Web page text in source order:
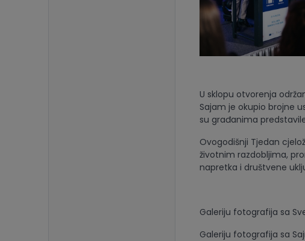
U sklopu otvorenja
Sajam je okupio brojne
su građanima
Ovogodišnji Tjedan
životnim razdobljima,
napretka i društvene
Galeriju fotografija sa
Galeriju fotografija sa